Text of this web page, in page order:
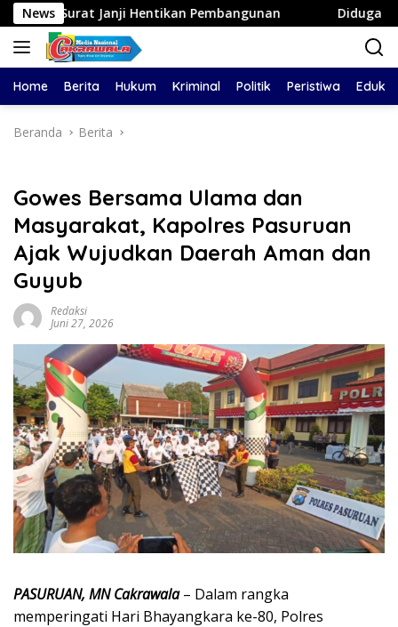
Langsung
ke
konten
News
Hentikan Pembangunan Diduga Aniaya Wanita di
Home Berita Hukum Kriminal Politik Peristiwa
Beranda Berita
Gowes Bersama Ulama dan
Masyarakat, Kapolres Pasuruan
Ajak Wujudkan Daerah Aman dan
Guyub
Redaksi
Juni 27, 2026
PASURUAN, MN Cakrawala– Dalam rangka
memperingati Hari Bhayangkara ke-80, Polres